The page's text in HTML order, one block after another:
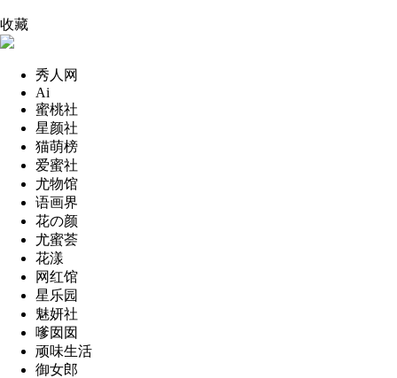
收藏
秀人网
Ai
蜜桃社
星颜社
猫萌榜
爱蜜社
尤物馆
语画界
花の颜
尤蜜荟
花漾
网红馆
星乐园
魅妍社
嗲囡囡
顽味生活
御女郎